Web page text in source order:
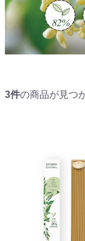
3件の商品が見つ